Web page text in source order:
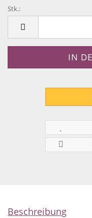
Stk.:
Beschreibung